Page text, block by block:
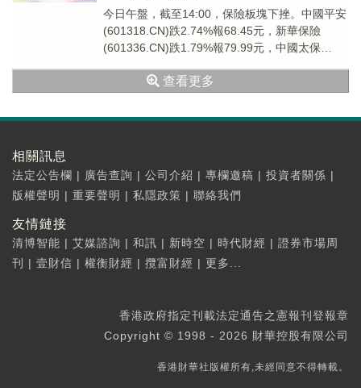
今日午盤，截至14:00，保險板塊下挫。中國平安
(601318.CN)跌2.74%報68.45元，新華保險
(601336.CN)跌1.79%報79.99元，中國太保
查看更多
相關訊息
法定公告欄 | 廣告查詢 | 公司介紹 | 專欄邀稿 | 投資者關係 |
版權聲明 | 重要聲明 | 私隱政策 | 聯絡我們
友情鏈接
清博智能 | 艾媒諮詢 | 和訊 | 新時空 | 時代財經 | 證券市場周
刊
| 壹財信 | 權衡財經 | 攬富財經 | 更多...
香港政府指定刊載法定通告之憲報刊登報章
Copyright © 1998 - 2026 財華控股有限公司
香港財華社版權所有,未經同意不得轉載。